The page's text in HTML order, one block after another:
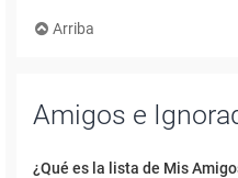
Arriba
Amigos e
¿Qué es la lista de Mis